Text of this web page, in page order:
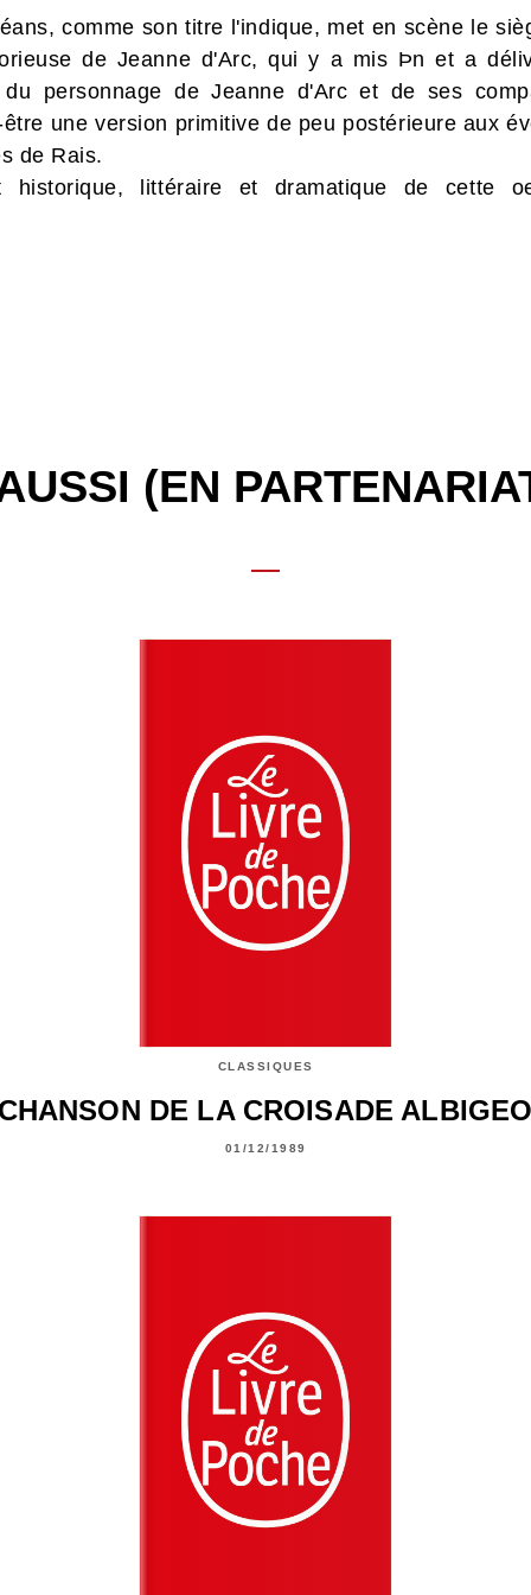
comme son titre l'indique, met en scène le
de Jeanne d'Arc, qui y a mis Þn et a
personnage de Jeanne d'Arc et de ses
une version primitive de peu postérieure aux
de Rais.
littéraire et dramatique de cette
(EN
CLASSIQUES
DE LA CROISADE
01/12/1989